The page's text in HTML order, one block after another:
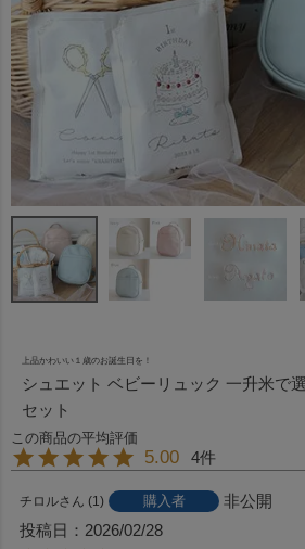
上品かわいい１歳のお誕生日を！
シュエット ベビーリュック 一升米で
セット
5.00 4
チロル 1 購入者
非公開
投稿日
2026/02/28